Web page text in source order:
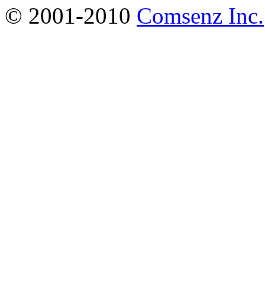
© 2001-2010 Comsenz Inc.